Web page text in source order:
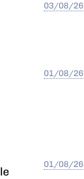
03/08/26
01/08/26
01/08/26